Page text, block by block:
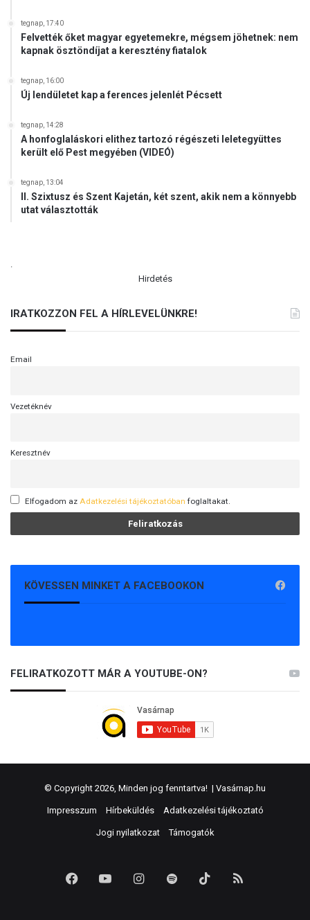
tegnap, 17:40
Felvették őket magyar egyetemekre, mégsem jöhetnek: nem
kapnak ösztöndíjat a keresztény fiatalok
tegnap, 16:00
Új lendületet kap a ferences jelenlét Pécsett
tegnap, 14:28
A honfoglaláskori elithez tartozó régészeti leletegyüttes
került elő Pest megyében (VIDEÓ)
tegnap, 13:04
II. Szixtusz és Szent Kajetán, két szent, akik nem a könnyebb
utat választották
.
Hirdetés
IRATKOZZON FEL A HÍRLEVELÜNKRE!
Email
Vezetéknév
Keresztnév
Elfogadom az Adatkezelési tájékoztatóban foglaltakat.
KÖVESSEN MINKET A FACEBOOKON
FELIRATKOZOTT MÁR A YOUTUBE-ON?
© Copyright 2026, Minden jog fenntartva! | Vasárnap.hu
Impresszum Hírbeküldés Adatkezelési tájékoztató
Jogi nyilatkozat Támogatók
FacebookYouTubeInstagram
Spotify TikTok